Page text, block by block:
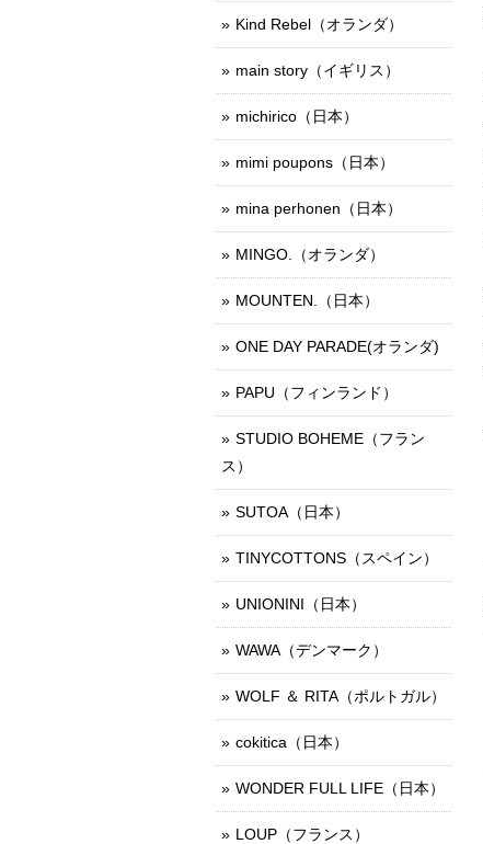
Kind Rebel（オランダ）
main story（イギリス）
michirico（日本）
mimi poupons（日本）
mina perhonen（日本）
MINGO.（オランダ）
MOUNTEN.（日本）
ONE DAY PARADE(オランダ)
PAPU（フィンランド）
STUDIO BOHEME（フラン
ス）
SUTOA（日本）
TINYCOTTONS（スペイン）
UNIONINI（日本）
WAWA（デンマーク）
WOLF ＆ RITA（ポルトガル）
cokitica（日本）
WONDER FULL LIFE（日本）
LOUP（フランス）